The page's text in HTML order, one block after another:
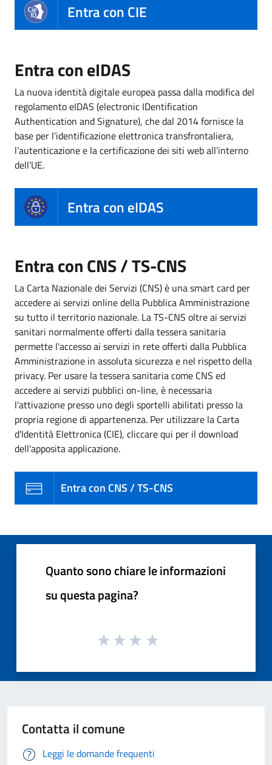
Entra con CIE
Entra con eIDAS
La nuova identità digitale europea passa dalla modifica del
regolamento eIDAS (electronic IDentification
Authentication and Signature), che dal 2014 fornisce la
base per l’identificazione elettronica transfrontaliera,
l’autenticazione e la certificazione dei siti web all’interno
dell’UE.
Entra con eIDAS
Entra con CNS / TS-CNS
La Carta Nazionale dei Servizi (CNS) è una smart card per
accedere ai servizi online della Pubblica Amministrazione
su tutto il territorio nazionale. La TS-CNS oltre ai servizi
sanitari normalmente offerti dalla tessera sanitaria
permette l'accesso ai servizi in rete offerti dalla Pubblica
Amministrazione in assoluta sicurezza e nel rispetto della
privacy. Per usare la tessera sanitaria come CNS ed
accedere ai servizi pubblici on-line, è necessaria
l'attivazione presso uno degli sportelli abilitati presso la
propria regione di appartenenza. Per utilizzare la Carta
d'Identità Elettronica (CIE), cliccare qui per il download
dell'apposita applicazione.
Entra con CNS / TS-CNS
Quanto sono chiare le informazioni
su questa pagina?
Contatta il comune
Leggi le domande frequenti